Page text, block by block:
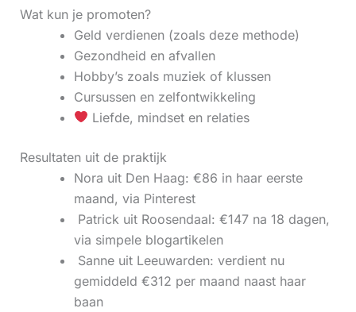
Wat kun je promoten?
Geld verdienen (zoals deze methode)
Gezondheid en afvallen
Hobby’s zoals muziek of klussen
Cursussen en zelfontwikkeling
Liefde, mindset en relaties
Resultaten uit de praktijk
Nora uit Den Haag: €86 in haar eerste
maand, via Pinterest
‍ Patrick uit Roosendaal: €147 na 18 dagen,
via simpele blogartikelen
‍ Sanne uit Leeuwarden: verdient nu
gemiddeld €312 per maand naast haar
baan